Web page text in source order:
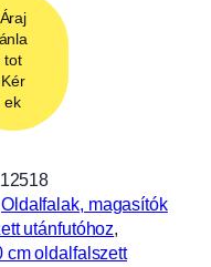
Áraj
ánla
tot
Kér
ek
Oldalfalak, magasítók
utánfutóhoz
cm oldalfalszett